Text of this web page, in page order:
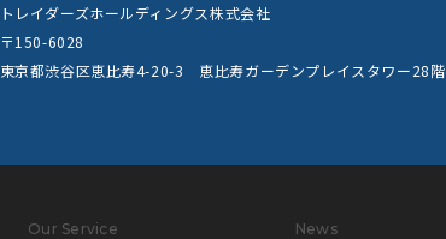
トレイダーズホールディングス株式会社
〒150-6028
東京都渋谷区恵比寿4-20-3 恵比寿ガーデンプレイスタワー28階
Our Service News